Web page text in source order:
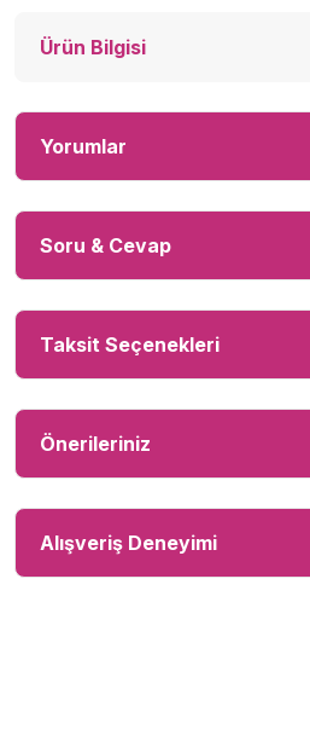
Ürün Bilgisi
Yorumlar
Soru & Cevap
Taksit Seçenekleri
Önerileriniz
Alışveriş Deneyimi